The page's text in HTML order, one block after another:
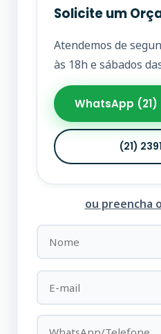
Solicite um
Atendemos de
às 18h e sábados
WhatsApp (21)
(21)
ou preencha